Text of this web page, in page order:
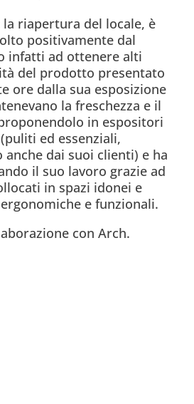
riapertura del locale, è
positivamente dal
infatti ad ottenere alti
del prodotto presentato
ore dalla sua esposizione
la freschezza e il
in espositori
ed essenziali,
dai suoi clienti) e ha
il suo lavoro grazie ad
in spazi idonei e
e funzionali.
con Arch.